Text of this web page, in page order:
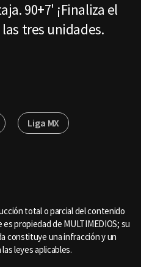
90+7' ¡Finaliza el
tres unidades.
Liga MX
total o parcial del contenido
propiedad de MULTIMEDIOS; su
constituye una infracción y un
leyes aplicables.